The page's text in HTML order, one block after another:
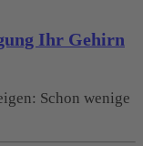
Ihr Gehirn
Schon wenige